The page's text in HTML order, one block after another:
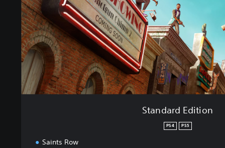
E
d
i
t
i
o
Standard Edition
PS4 PS5
Saints Row